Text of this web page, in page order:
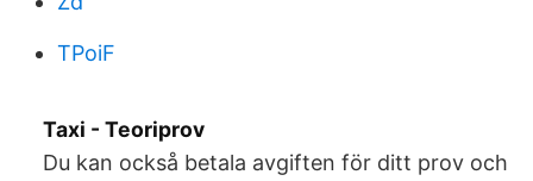
TPoiF
Taxi - Teoriprov
Du kan också betala avgiften för ditt prov och